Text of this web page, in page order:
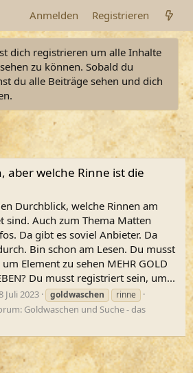
Anmelden Registrieren
dich registrieren um alle Inhalte
zu können. Sobald du
du alle Beiträge sehen und dich
aber welche Rinne ist die
Durchblick, welche Rinnen am
sind. Auch zum Thema Matten
Da gibt es soviel Anbieter. Da
Bin schon am Lesen. Du musst
Element zu sehen MEHR GOLD
Du musst registriert sein, um...
Juli 2023 goldwaschen rinne
Goldwaschen und Suche - das